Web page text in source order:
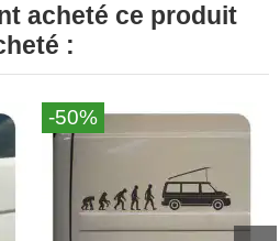
acheté ce produit
:
-50%